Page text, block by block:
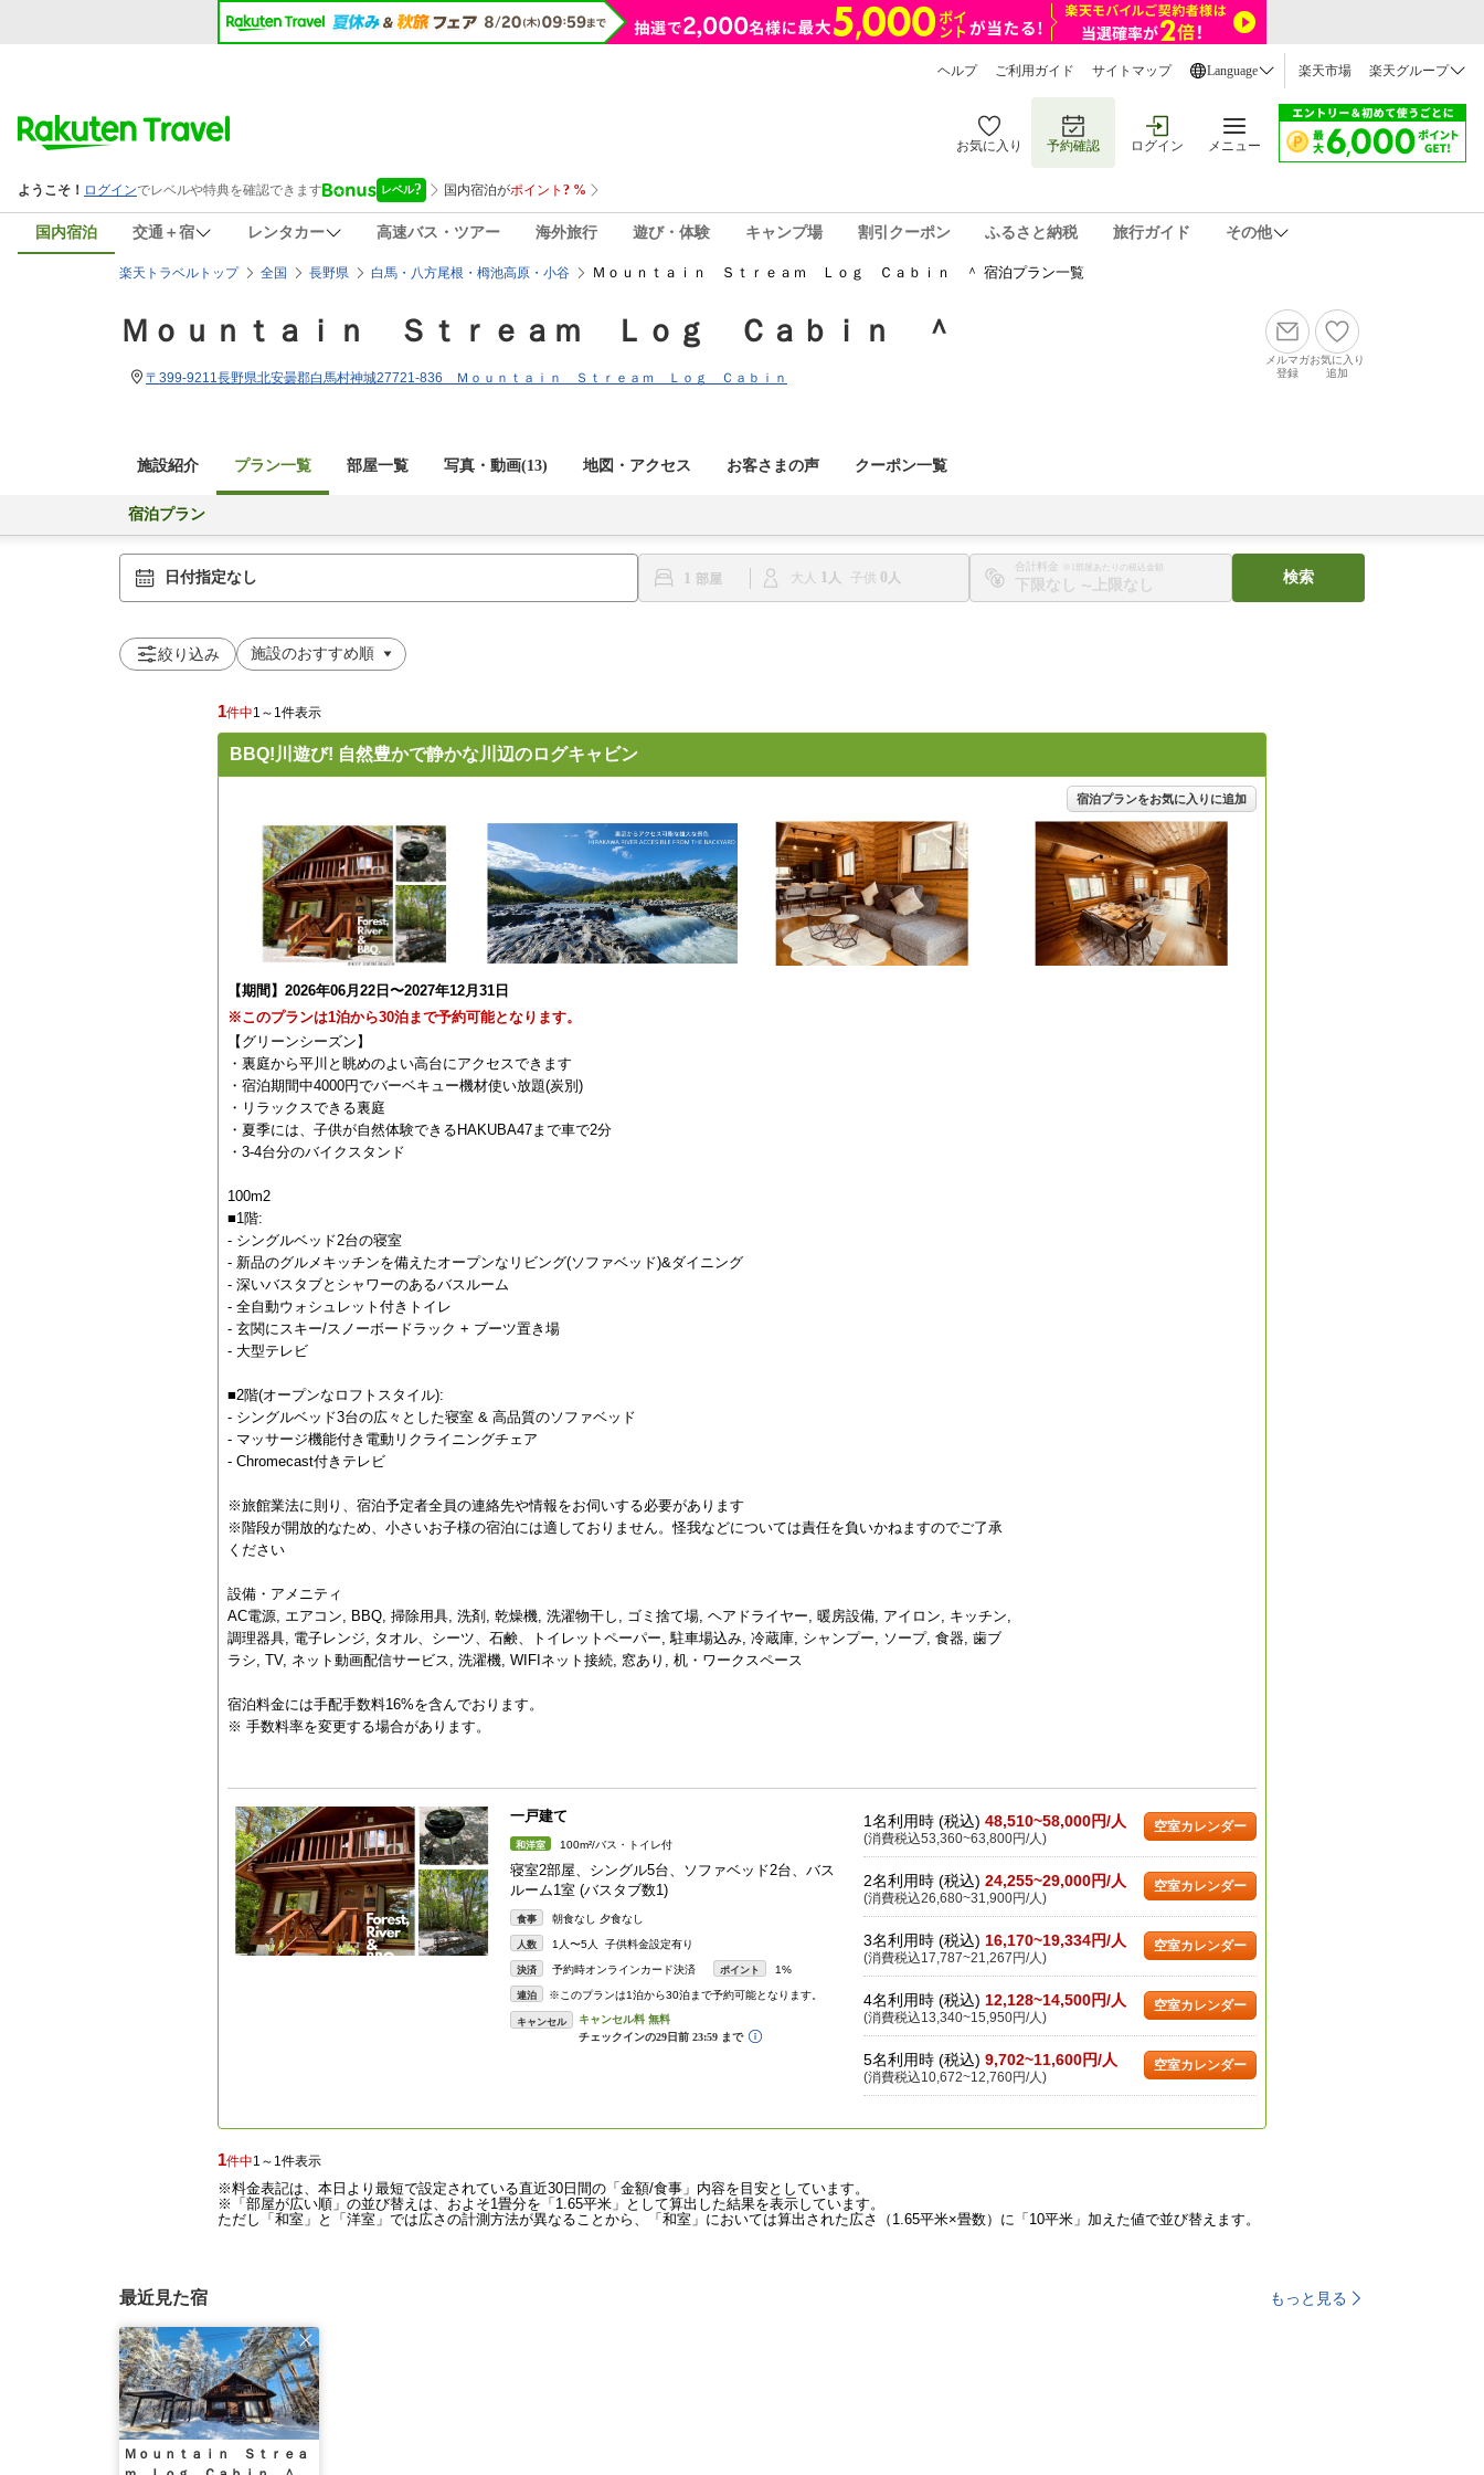
ヘルプ ご利用ガイド サイトマップ Language 楽天市場 楽天グループ
お気に入り 予約確認 ログイン メニュー
国内宿泊 交通＋宿 レンタカー 高速バス・ツアー 海外旅行 遊び・体験 キャンプ場 割引クーポン ふるさと納税 旅行ガイド その他
楽天トラベルトップ 全国 長野県 白馬・八方尾根・栂池高原・小谷 Ｍｏｕｎｔａｉｎ Ｓｔｒｅａｍ Ｌｏｇ Ｃａｂｉｎ ＾ 宿泊プラン一覧
Ｍｏｕｎｔａｉｎ Ｓｔｒｅａｍ Ｌｏｇ Ｃａｂｉｎ ＾
〒399-9211長野県北安曇郡白馬村神城27721-836 Ｍｏｕｎｔａｉｎ Ｓｔｒｅａｍ Ｌｏｇ Ｃａｂｉｎ
メルマガ
登録
お気に入り
追加
施設紹介 プラン一覧 部屋一覧 写真・動画(13) 地図・アクセス お客さまの声 クーポン一覧
宿泊プラン
日付指定なし 1 大人 1 子供 0
合計料金 ※1部屋あたりの税込金額
〜
検索
絞り込み
1件中1～1件表示
BBQ!川遊び! 自然豊かで静かな川辺のログキャビン
宿泊プランをお気に入りに追加
【期間】2026年06月22日〜2027年12月31日
※このプランは1泊から30泊まで予約可能となります。
【グリーンシーズン】
・裏庭から平川と眺めのよい高台にアクセスできます
・宿泊期間中4000円でバーベキュー機材使い放題(炭別)
・リラックスできる裏庭
・夏季には、子供が自然体験できるHAKUBA47まで車で2分
・3-4台分のバイクスタンド
100m2
■1階:
- シングルベッド2台の寝室
- 新品のグルメキッチンを備えたオープンなリビング(ソファベッド)&ダイニング
- 深いバスタブとシャワーのあるバスルーム
- 全自動ウォシュレット付きトイレ
- 玄関にスキー/スノーボードラック + ブーツ置き場
- 大型テレビ
■2階(オープンなロフトスタイル):
- シングルベッド3台の広々とした寝室 & 高品質のソファベッド
- マッサージ機能付き電動リクライニングチェア
- Chromecast付きテレビ
※旅館業法に則り、宿泊予定者全員の連絡先や情報をお伺いする必要があります
※階段が開放的なため、小さいお子様の宿泊には適しておりません。怪我などについては責任を負いかねますのでご了承
ください
設備・アメニティ
AC電源, エアコン, BBQ, 掃除用具, 洗剤, 乾燥機, 洗濯物干し, ゴミ捨て場, ヘアドライヤー, 暖房設備, アイロン, キッチン,
調理器具, 電子レンジ, タオル、シーツ、石鹸、トイレットペーパー, 駐車場込み, 冷蔵庫, シャンプー, ソープ, 食器, 歯ブ
ラシ, TV, ネット動画配信サービス, 洗濯機, WIFIネット接続, 窓あり, 机・ワークスペース
宿泊料金には手配手数料16%を含んでおります。
※ 手数料率を変更する場合があります。
一戸建て
和洋室 100m²/バス・トイレ付
寝室2部屋、シングル5台、ソファベッド2台、バス
ルーム1室 (バスタブ数1)
食事 朝食なし 夕食なし
人数 1人〜5人 子供料金設定有り
決済 予約時オンラインカード決済 ポイント 1%
連泊 ※このプランは1泊から30泊まで予約可能となります。
キャンセル
1名利用時 (税込) 48,510~58,000円/人
(消費税込53,360~63,800円/人)
空室カレンダー
2名利用時 (税込) 24,255~29,000円/人
(消費税込26,680~31,900円/人)
空室カレンダー
3名利用時 (税込) 16,170~19,334円/人
(消費税込17,787~21,267円/人)
空室カレンダー
4名利用時 (税込) 12,128~14,500円/人
(消費税込13,340~15,950円/人)
空室カレンダー
5名利用時 (税込) 9,702~11,600円/人
(消費税込10,672~12,760円/人)
空室カレンダー
1件中1～1件表示
※料金表記は、本日より最短で設定されている直近30日間の「金額/食事」内容を目安としています。
※「部屋が広い順」の並び替えは、およそ1畳分を「1.65平米」として算出した結果を表示しています。
ただし「和室」と「洋室」では広さの計測方法が異なることから、「和室」においては算出された広さ（1.65平米×畳数）に「10平米」加えた値で並び替えます。
最近見た宿 もっと見る
Ｍｏｕｎｔａｉｎ Ｓｔｒｅａ